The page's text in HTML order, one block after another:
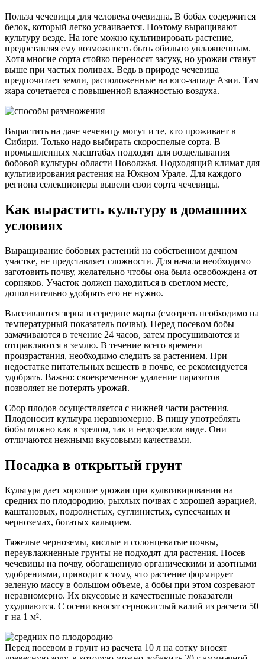
Польза чечевицы для человека очевидна. В бобах содержится
белок, который легко усваивается. Поэтому выращивают
культуру везде. На юге можно культивировать растение,
предоставляя ему возможность быть обильно увлажненным.
Хотя многие сорта стойко переносят засуху, но урожаи станут
выше при частых поливах. Ведь в природе чечевица
предпочитает земли, расположенные на юго-западе Азии. Там
жара сочетается с повышенной влажностью воздуха.
Вырастить на даче чечевицу могут и те, кто проживает в
Сибири. Только надо выбирать скороспелые сорта. В
промышленных масштабах подходят для возделывания
бобовой культуры области Поволжья. Подходящий климат для
культивирования растения на Южном Урале. Для каждого
региона селекционеры вывели свои сорта чечевицы.
Как вырастить культуру в домашних
условиях
Выращивание бобовых растений на собственном дачном
участке, не представляет сложности. Для начала необходимо
заготовить почву, желательно чтобы она была освобождена от
сорняков. Участок должен находиться в светлом месте,
дополнительно удобрять его не нужно.
Высеиваются зерна в середине марта (смотреть необходимо на
температурный показатель почвы). Перед посевом бобы
замачиваются в течение 24 часов, затем просушиваются и
отправляются в землю. В течение всего времени
произрастания, необходимо следить за растением. При
недостатке питательных веществ в почве, ее рекомендуется
удобрять. Важно: своевременное удаление паразитов
позволяет не потерять урожай.
Сбор плодов осуществляется с нижней части растения.
Плодоносит культура неравномерно. В пищу употреблять
бобы можно как в зрелом, так и недозрелом виде. Они
отличаются нежными вкусовыми качествами.
Посадка в открытый грунт
Культура дает хорошие урожаи при культивировании на
средних по плодородию, рыхлых почвах с хорошей аэрацией,
каштановых, подзолистых, суглинистых, супесчаных и
черноземах, богатых кальцием.
Тяжелые черноземы, кислые и солонцеватые почвы,
переувлажненные грунты не подходят для растения. Посев
чечевицы на почву, обогащенную органическими и азотными
удобрениями, приводит к тому, что растение формирует
зеленую массу в большом объеме, а бобы при этом созревают
неравномерно. Их вкусовые и качественные показатели
ухудшаются. С осени вносят сернокислый калий из расчета 50
г на 1 м².
Перед посевом в грунт из расчета 10 л на сотку вносят